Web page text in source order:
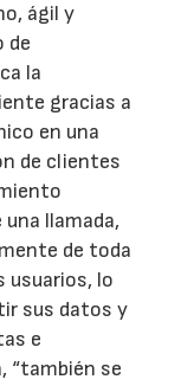
ágil y
de
la
gracias a
en una
de clientes
llamada,
de toda
usuarios, lo
sus datos y
e
“también se